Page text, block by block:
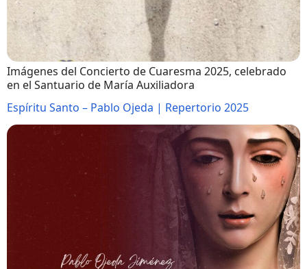
Imágenes del Concierto de Cuaresma 2025, celebrado
en el Santuario de María Auxiliadora
Espíritu Santo – Pablo Ojeda | Repertorio 2025